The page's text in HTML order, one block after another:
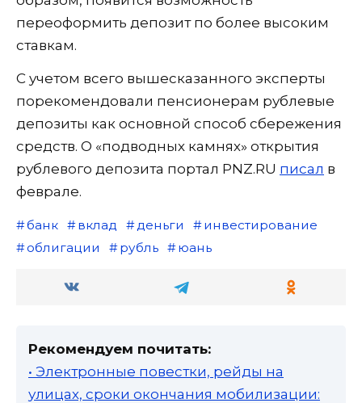
переоформить депозит по более высоким
ставкам.
С учетом всего вышесказанного эксперты
порекомендовали пенсионерам рублевые
депозиты как основной способ сбережения
средств. О «подводных камнях» открытия
рублевого депозита портал PNZ.RU писал в
феврале.
банк вклад деньги
инвестирование
облигации
рубль юань
Рекомендуем почитать:
• Электронные повестки, рейды на
улицах, сроки окончания мобилизации: